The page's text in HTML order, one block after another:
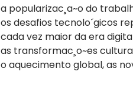
popularizac¸a~o do
desafios tecnolo´gicos
vez maior da era
transformac¸o~es
aquecimento global, as